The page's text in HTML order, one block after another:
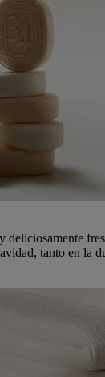
deliciosamente
tanto en la